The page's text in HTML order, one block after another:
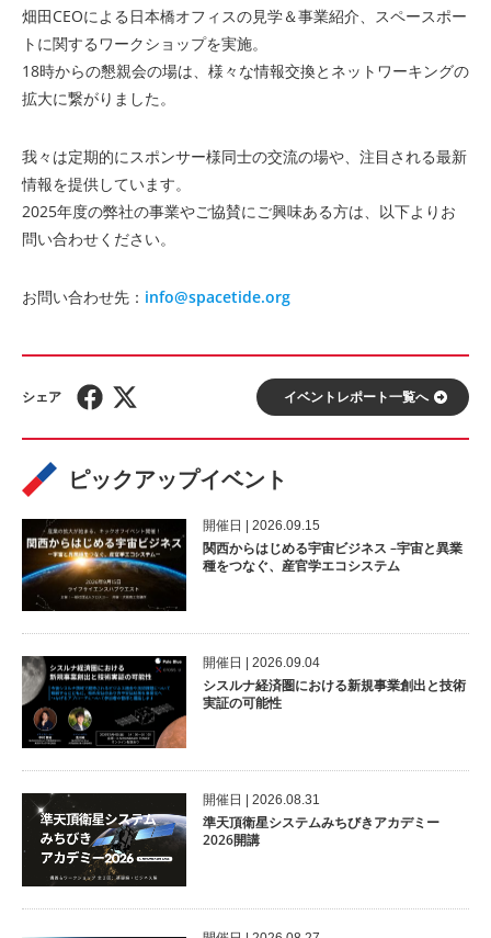
畑田CEOによる日本橋オフィスの見学＆事業紹介、スペースポー
トに関するワークショップを実施。
18時からの懇親会の場は、様々な情報交換とネットワーキングの
拡大に繋がりました。
我々は定期的にスポンサー様同士の交流の場や、注目される最新
情報を提供しています。
2025年度の弊社の事業やご協賛にご興味ある方は、以下よりお
問い合わせください。
お問い合わせ先： info@spacetide.org
イベントレポート⼀覧へ
ピックアップイベント
開催⽇ | 2026.09.15
関西からはじめる宇宙ビジネス –宇宙と異業
種をつなぐ、産官学エコシステム
開催⽇ | 2026.09.04
シスルナ経済圏における新規事業創出と技術
実証の可能性
開催⽇ | 2026.08.31
準天頂衛星システムみちびきアカデミー
2026開講